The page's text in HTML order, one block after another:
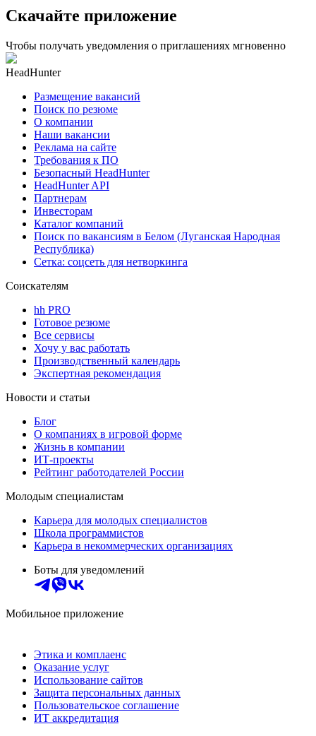
Скачайте приложение
Чтобы получать уведомления о приглашениях мгновенно
HeadHunter
Размещение вакансий
Поиск по резюме
О компании
Наши вакансии
Реклама на сайте
Требования к ПО
Безопасный HeadHunter
HeadHunter API
Партнерам
Инвесторам
Каталог компаний
Поиск по вакансиям в Белом (Луганская Народная
Республика)
Сетка: соцсеть для нетворкинга
Соискателям
hh PRO
Готовое резюме
Все сервисы
Хочу у вас работать
Производственный календарь
Экспертная рекомендация
Новости и статьи
Блог
О компаниях в игровой форме
Жизнь в компании
ИТ-проекты
Рейтинг работодателей России
Молодым специалистам
Карьера для молодых специалистов
Школа программистов
Карьера в некоммерческих организациях
Боты для уведомлений
Мобильное приложение
Этика и комплаенс
Оказание услуг
Использование сайтов
Защита персональных данных
Пользовательское соглашение
ИТ аккредитация